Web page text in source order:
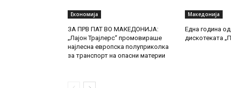
Економија
ЗА ПРВ ПАТ ВО МАКЕДОНИЈА:
„Лајон Трајлерс“ промовираше
најлесна европска полуприколка
за транспорт на опасни материи
Македонија
Една година
дискотеката